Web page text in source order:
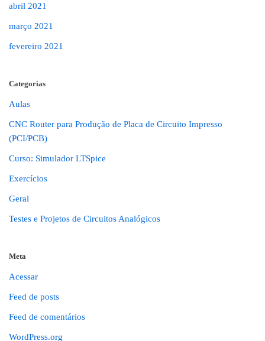
abril 2021
março 2021
fevereiro 2021
Categorias
Aulas
CNC Router para Produção de Placa de Circuito Impresso
(PCI/PCB)
Curso: Simulador LTSpice
Exercícios
Geral
Testes e Projetos de Circuitos Analógicos
Meta
Acessar
Feed de posts
Feed de comentários
WordPress.org